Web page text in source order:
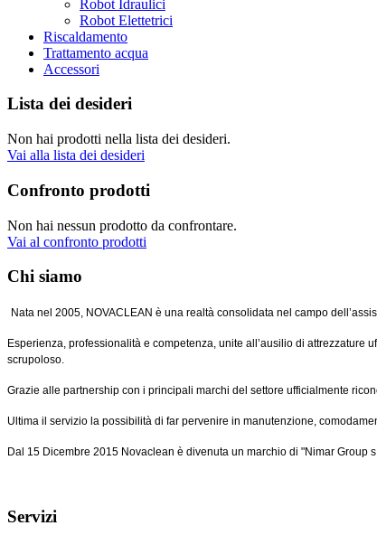
Robot Idraulici
Robot Elettetrici
Riscaldamento
Trattamento acqua
Accessori
Lista dei desideri
Non hai prodotti nella lista dei desideri.
Vai alla lista dei desideri
Confronto prodotti
Non hai nessun prodotto da confrontare.
Vai al confronto prodotti
Chi siamo
Nata nel 2005, NOVACLEAN è una realtà consolidata nel campo
Esperienza, professionalità e competenza, unite all’ausilio di attrezzature
scrupoloso.
Grazie alle partnership con i principali marchi del settore ufficialmente
Ultima il servizio la possibilità di far pervenire in manutenzione,
Dal 15 Dicembre 2015 Novaclean è divenuta un marchio di "Nimar Group
Servizi